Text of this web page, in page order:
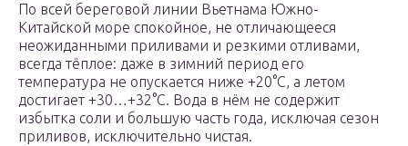
По всей береговой линии Вьетнама Южно-
Китайской море спокойное, не отличающееся
неожиданными приливами и резкими отливами,
всегда тёплое: даже в зимний период его
температура не опускается ниже +20°С, а летом
достигает +30…+32°С. Вода в нём не содержит
избытка соли и большую часть года, исключая сезон
приливов, исключительно чистая.